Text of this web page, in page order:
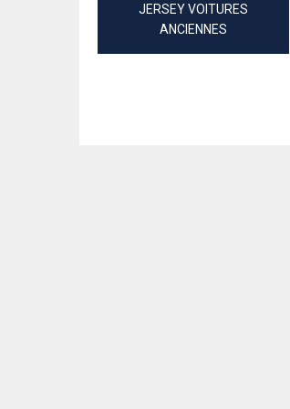
JERSEY VOITURES
ANCIENNES